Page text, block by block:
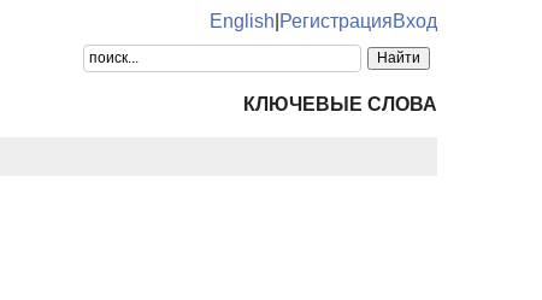
English РегистрацияВход
КЛЮЧЕВЫЕ СЛОВА